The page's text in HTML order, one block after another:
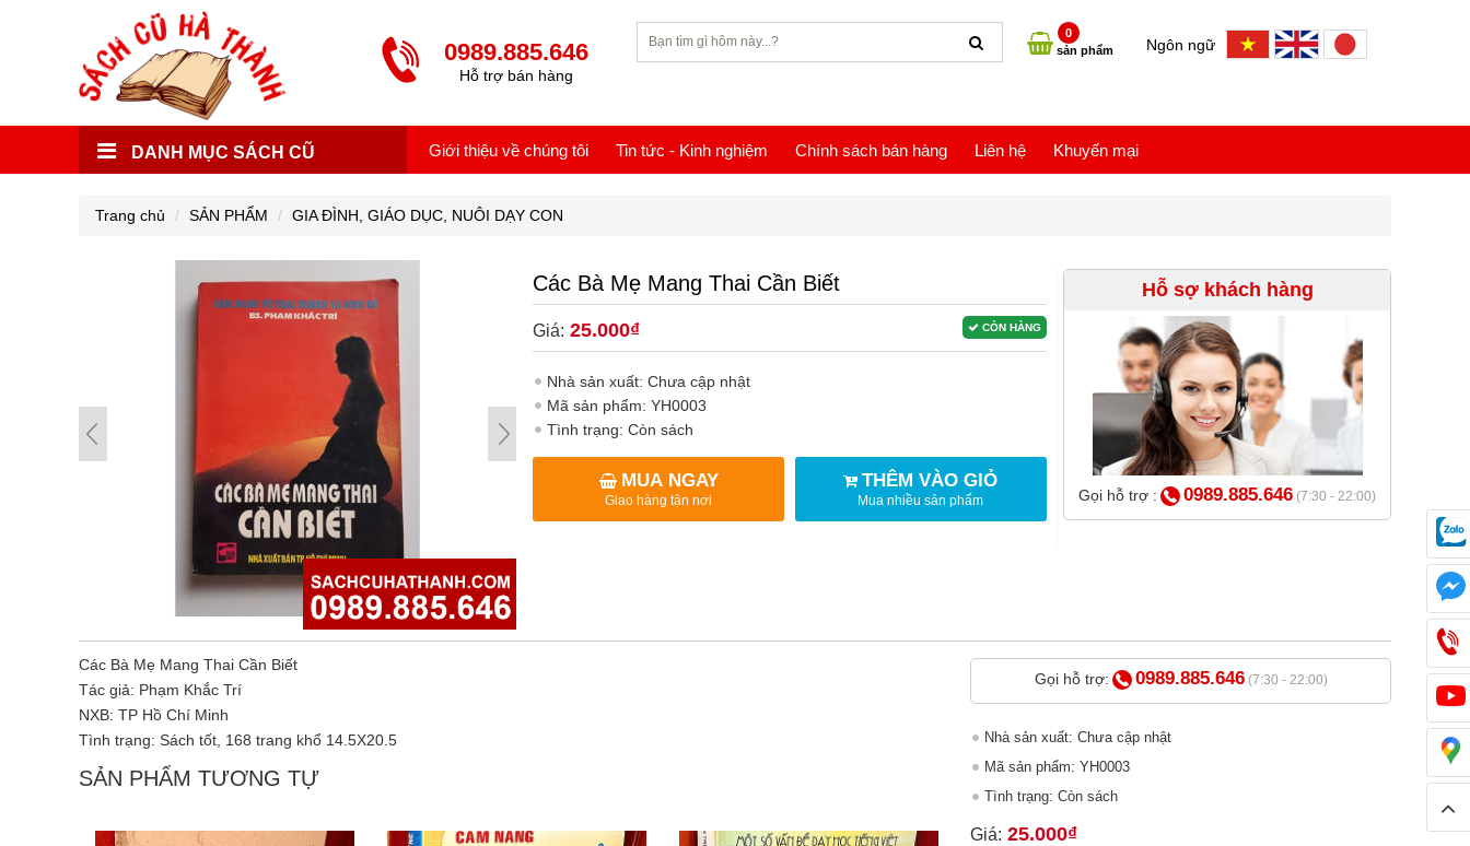
0989.885.646
Hỗ trợ bán hàng
0
sản phẩm
Ngôn ngữ
DANH MỤC SÁCH CŨ Giới thiệu về chúng tôi Tin tức - Kinh nghiệm Chính sách bán hàng Liên hệ Khuyến mại
Trang chủ SẢN PHẨM GIA ĐÌNH, GIÁO DỤC, NUÔI DẠY CON
Các Bà Mẹ Mang Thai Cần Biết
CÒN HÀNG
Giá: 25.000₫
Nhà sản xuất: Chưa cập nhật
Mã sản phẩm: YH0003
Tình trạng: Còn sách
MUA NGAY
Giao hàng tận nơi
THÊM VÀO GIỎ
Mua nhiều sản phẩm
Hỗ sợ khách hàng
Gọi hỗ trợ : 0989.885.646 (7:30 - 22:00)
Các Bà Mẹ Mang Thai Cần Biết
Tác giả: Phạm Khắc Trí
NXB: TP Hồ Chí Minh
Tình trạng: Sách tốt, 168 trang khổ 14.5X20.5
SẢN PHẨM TƯƠNG TỰ
Gọi hỗ trợ: 0989.885.646 (7:30 - 22:00)
Nhà sản xuất: Chưa cập nhật
Mã sản phẩm: YH0003
Tình trạng: Còn sách
Giá: 25.000₫